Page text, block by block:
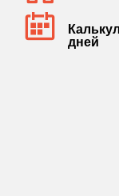
дней